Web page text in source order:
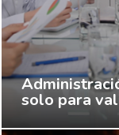
solo para